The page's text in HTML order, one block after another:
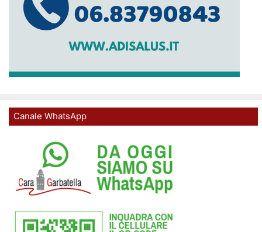
Canale WhatsApp